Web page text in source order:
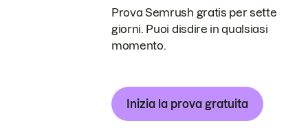
Prova Semrush gratis per sette
giorni. Puoi disdire in qualsiasi
momento.
Inizia la prova gratuita